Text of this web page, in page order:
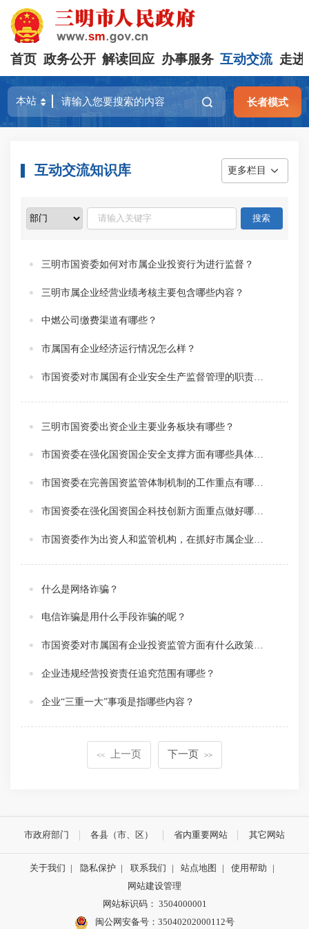
首页 政务公开 解读回应 办事服务 互动交流 走进
长者模式
互动交流知识库 更多栏目
三明市国资委如何对市属企业投资行为进行监督？
三明市属企业经营业绩考核主要包含哪些内容？
中燃公司缴费渠道有哪些？
市属国有企业经济运行情况怎么样？
三明市国资委出资企业主要业务板块有哪些？
市国资委在强化国资国企安全支撑方面有哪些具体部署？
市国资委在完善国资监管体制机制的工作重点有哪些？
市国资委在强化国资国企科技创新方面重点做好哪些工作？
什么是网络诈骗？
电信诈骗是用什么手段诈骗的呢？
市国资委对市属国有企业投资监管方面有什么政策措施？
企业违规经营投资责任追究范围有哪些？
企业“三重一大”事项是指哪些内容？
<< 上一页 下一页 >>
市政府部门 各县（市、区） 省内重要网站 其它网站
关于我们 | 隐私保护 | 联系我们 | 站点地图 | 使用帮助
|
网站建设管理
网站标识码： 3504000001
闽公网安备号：35040202000112号